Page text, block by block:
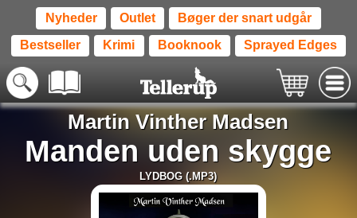
Nyheder Outlet Bøger der snart udgår
Bestseller Krimi Booknook Sprayed Edges
Martin Vinther Madsen
Manden uden skygge
LYDBOG (.MP3)